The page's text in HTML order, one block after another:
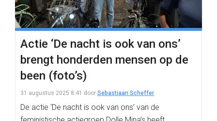
Actie ‘De nacht is ook van ons’
brengt honderden mensen op de
been (foto’s)
31 augustus 2025 8:41 door Sebastiaan Scheffer
De actie ‘De nacht is ook van ons’ van de